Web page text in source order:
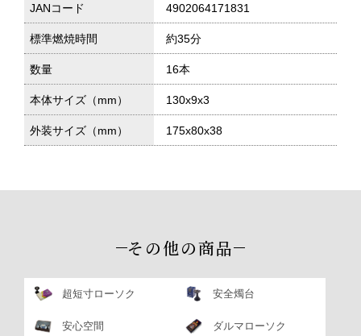
JANコード 4902064171831
標準燃焼時間 約35分
数量 16本
本体サイズ（mm） 130x9x3
外装サイズ（mm） 175x80x38
その他の商品
超短寸ローソク 安全燭台
安心空間 ダルマローソク